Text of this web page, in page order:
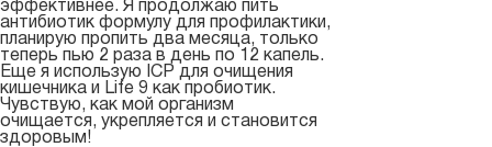
эффективнее. Я продолжаю пить
антибиотик формулу для профилактики,
планирую пропить два месяца, только
теперь пью 2 раза в день по 12 капель.
Еще я использую ICP для очищения
кишечника и Life 9 как пробиотик.
Чувствую, как мой организм
очищается, укрепляется и становится
здоровым!